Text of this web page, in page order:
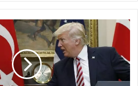
ترامب
يفاجئ
الجميع
عقوبات
على